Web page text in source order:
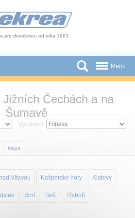
pro dovolenou od roku 1963
Menu
Čechách a na
Šumavě
Vybavení:
Mapa
Vltavou Kašperské hory Klatovy
Srní Telč Třeboň